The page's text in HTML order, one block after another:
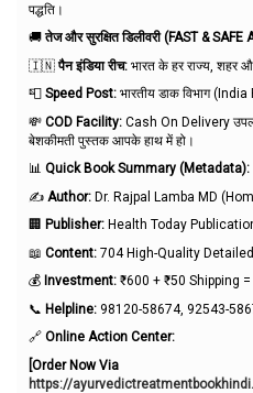
पद्धति।
🚚तेज और सुरक्षित डिलीवरी (FAST &
🇮🇳पैन इंडिया रीच: भारत के हर राज्य, शहर
📮 Speed Post: भारतीय डाक विभाग (India
💸 COD Facility: Cash On Delivery
बेशकीमती पुस्तक आपके हाथ में हो।
📊 Quick Book Summary (Metadata):
✍️ Author: Dr. Rajpal Lamba MD
🏢 Publisher: Health Today
📖 Content: 704 High-Quality
💰 Investment: ₹600 + ₹50 Shipping
📞 Helpline: 98120-58674, 92543-
🔗 Online Action Center:
[Order Now Via
https://